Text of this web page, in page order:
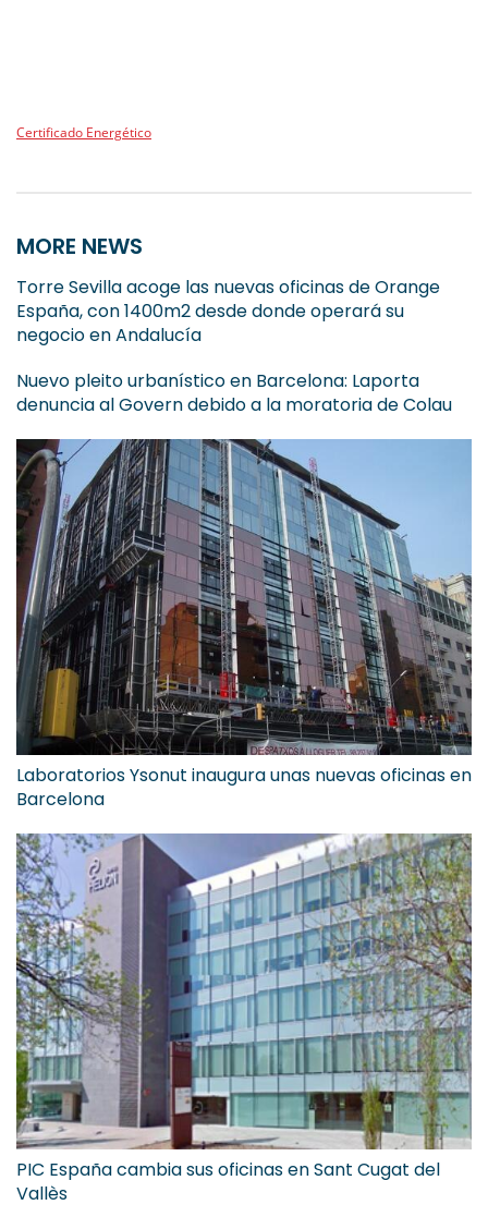
Certificado Energético
MORE NEWS
Torre Sevilla acoge las nuevas oficinas de Orange
España, con 1400m2 desde donde operará su
negocio en Andalucía
Nuevo pleito urbanístico en Barcelona: Laporta
denuncia al Govern debido a la moratoria de Colau
Laboratorios Ysonut inaugura unas nuevas oficinas en
Barcelona
PIC España cambia sus oficinas en Sant Cugat del
Vallès